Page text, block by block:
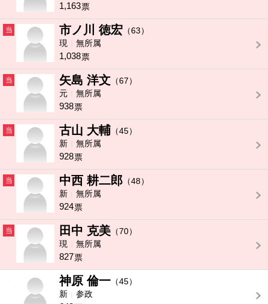
1,163票
当 市ノ川 徳宏 （63）
現
無所属
1,038票
当 矢島 洋文 （67）
元
無所属
938票
当 古山 大輔 （45）
新
無所属
928票
当 中西 耕二郎 （48）
新
無所属
924票
当 田中 克美 （70）
現
無所属
827票
神原 倫一 （45）
新
参政